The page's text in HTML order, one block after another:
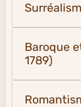
Baroque
1789)